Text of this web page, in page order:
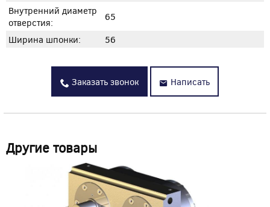
Внутренний диаметр
отверстия:
65
Ширина шпонки:
56
Заказать звонок Написать
Другие товары